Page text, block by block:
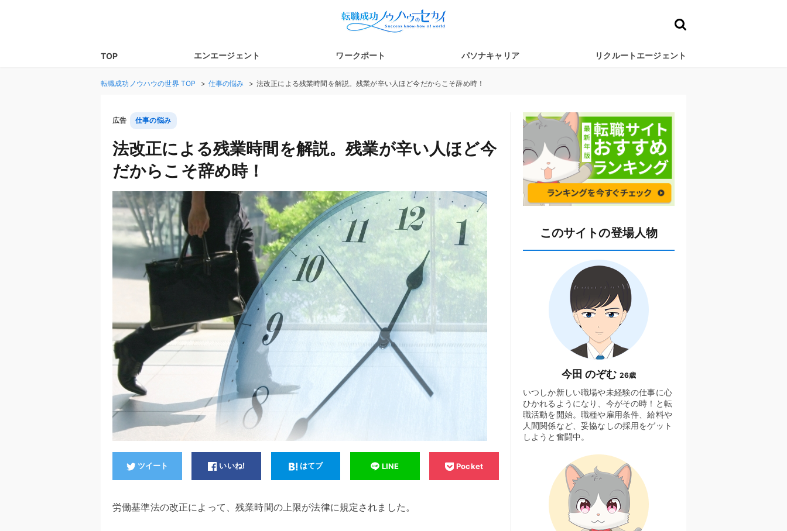
TOP エンエージェント ワークポート パソナキャリア リクルートエージェント
転職成功ノウハウの世界TOP 仕事の悩み 法改正による残業時間を解説。残業が辛い人ほど今だからこそ辞め時！
広告 仕事の悩み
法改正による残業時間を解説。残業が辛い人ほど今
だからこそ辞め時！
ツイート いいね! はてブ LINE Pocket
労働基準法の改正によって、残業時間の上限が法律に規定されました。
このサイトの登場人物
今田 のぞむ 26歳
いつしか新しい職場や未経験の仕事に心
ひかれるようになり、今がその時！と転
職活動を開始。職種や雇用条件、給料や
人間関係など、妥協なしの採用をゲット
しようと奮闘中。